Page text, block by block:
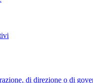
di direzione o di